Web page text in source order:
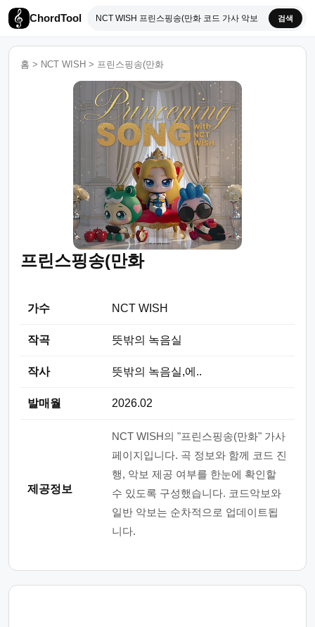
ChordTool 검색
홈 > NCT WISH > 프린스핑송(만화
프린스핑송(만화
가수 NCT WISH
작곡 뜻밖의 녹음실
작사 뜻밖의 녹음실,에..
발매월 2026.02
제공정보
NCT WISH의 "프린스핑송(만화" 가사
페이지입니다. 곡 정보와 함께 코드 진
행, 악보 제공 여부를 한눈에 확인할
수 있도록 구성했습니다. 코드악보와
일반 악보는 순차적으로 업데이트됩
니다.